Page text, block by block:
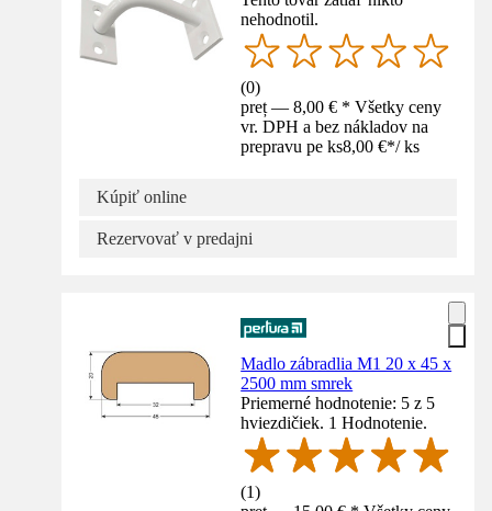
nehodnotil.
(0)
preț — 8,00 € * Všetky ceny
vr. DPH a bez nákladov na
prepravu pe ks8,00 €*/ ks
Kúpiť online
Rezervovať v predajni
Madlo zábradlia M1 20 x 45 x
2500 mm smrek
Priemerné hodnotenie: 5 z 5
hviezdičiek. 1 Hodnotenie.
(1)